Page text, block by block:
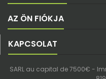
AZ ÖN FIÓKJA
KAPCSOLAT
SARL au capital de 7500€ -